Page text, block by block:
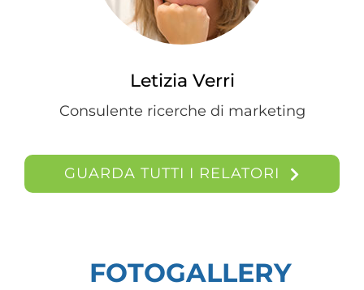
Letizia Verri
Consulente ricerche di marketing
GUARDA TUTTI I RELATORI
FOTOGALLERY